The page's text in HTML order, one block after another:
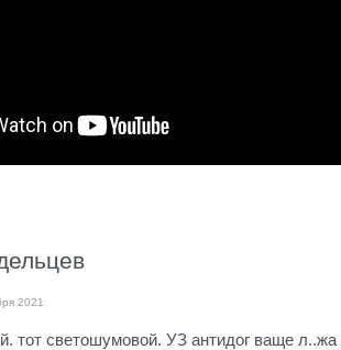
2021
тот светошумовой. УЗ антидог ваще